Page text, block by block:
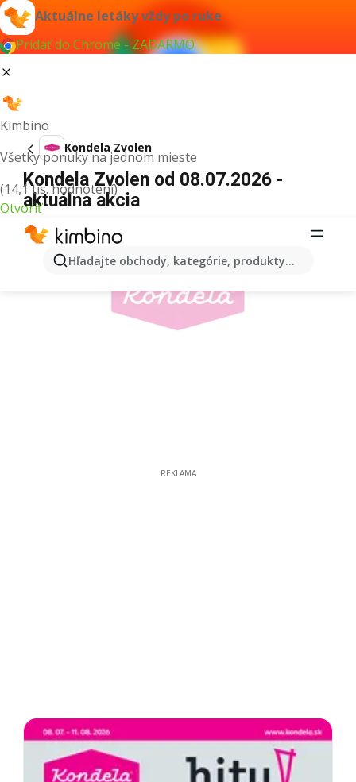
Aktuálne letáky vždy po ruke
Pridať do Chrome - ZADARMO
Kimbino
Všetky ponuky na jednom mieste
(14,1 tis. hodnotení)
Otvoriť
Hľadajte obchody, kategórie, produkty...
Kondela Zvolen
Kondela Zvolen od 08.07.2026 -
aktuálna akcia
REKLAMA